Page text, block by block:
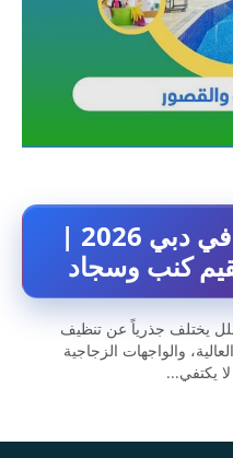
شركة تنظيف فلل في دبي 2026 |
كنب وسجاد
يختلف جذرياً عن تنظيف
والواجهات الزجاجية
يكتفي...